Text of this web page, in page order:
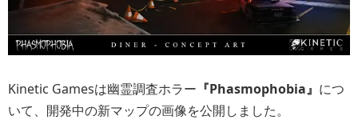
Kinetic Gamesは幽霊調査ホラー 『Phasmophobia』 につ
いて、開発中の新マップの画像を公開しました。